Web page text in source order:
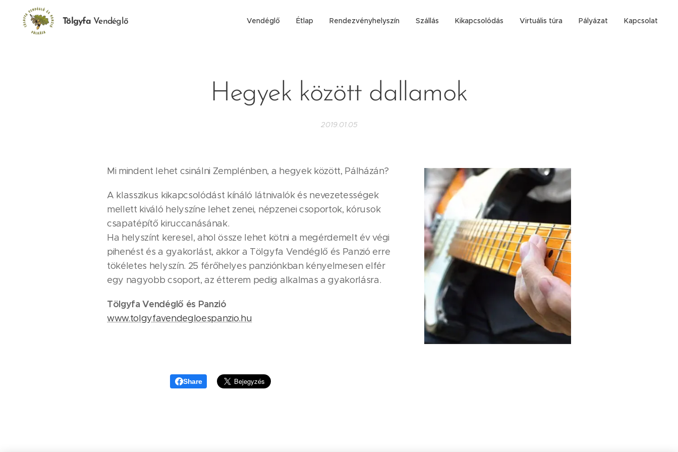
TölgyfaVendéglő Vendéglő Étlap Rendezvényhelyszín Szállás Kikapcsolódás Virtuális túra Pályázat Kapcsolat
Hegyek között dallamok
2019.01.05
Mi mindent lehet csinálni Zemplénben, a hegyek között, Pálházán?
A klasszikus kikapcsolódást kínáló látnivalók és nevezetességek
mellett kiváló helyszíne lehet zenei, népzenei csoportok, kórusok
csapatépítő kiruccanásának.
Ha helyszínt keresel, ahol össze lehet kötni a megérdemelt év végi
pihenést és a gyakorlást, akkor a Tölgyfa Vendéglő és Panzió erre
tökéletes helyszín. 25 férőhelyes panziónkban kényelmesen elfér
egy nagyobb csoport, az étterem pedig alkalmas a gyakorlásra.
Tölgyfa Vendéglő és Panzió
www.tolgyfavendegloespanzio.hu
Share